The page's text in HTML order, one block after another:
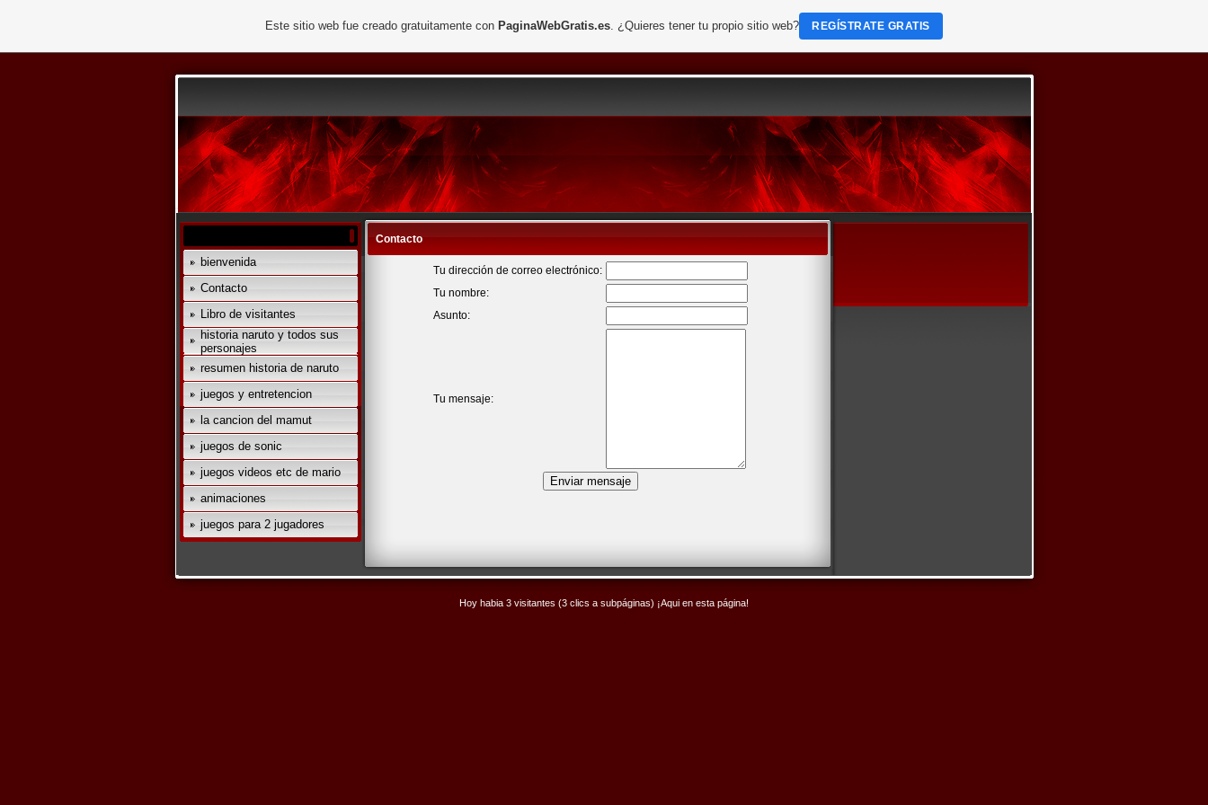
bienvenida
Contacto
Libro de visitantes
historia naruto y todos sus
personajes
resumen historia de naruto
juegos y entretencion
la cancion del mamut
juegos de sonic
juegos videos etc de mario
animaciones
juegos para 2 jugadores
Contacto
Tu dirección de correo electrónico:
Tu nombre:
Asunto:
Tu mensaje:
Hoy habia 3 visitantes (3 clics a subpáginas) ¡Aqui en esta página!
Este sitio web fue creado gratuitamente con PaginaWebGratis.es. ¿Quieres tener tu propio sitio web? REGÍSTRATE GRATIS